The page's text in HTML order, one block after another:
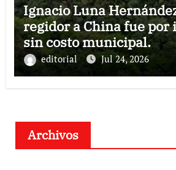
Ignacio Luna
regidor a China fue por
sin costo municipal.
editorial Jul 24, 2026
Archivos